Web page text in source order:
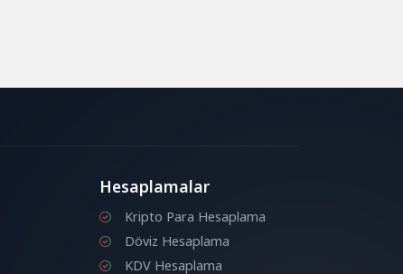
Hesaplamalar
Kripto Para Hesaplama
Döviz Hesaplama
KDV Hesaplama